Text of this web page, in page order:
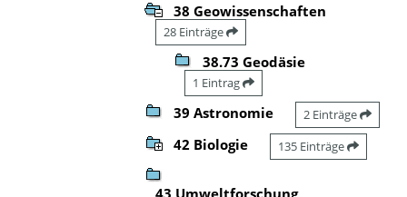
38 Geowissenschaften
28 Einträge
38.73 Geodäsie
1 Eintrag
39 Astronomie 2 Einträge
42 Biologie 135 Einträge
43 Umweltforschung,